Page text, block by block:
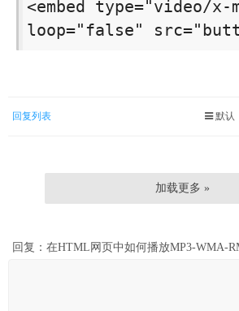
<embed type="video/
loop="false"
回复列表 默认
加载更多 »
回复：在HTML网页中如何播放MP3-WMA-